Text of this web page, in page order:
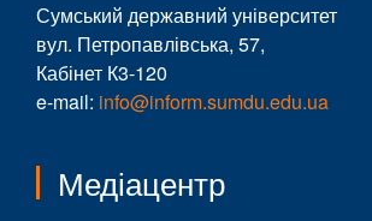
Сумський державний університет
вул. Петропавлівська, 57,
Кабінет К3-120
e-mail: info@inform.sumdu.edu.ua
Медіацентр